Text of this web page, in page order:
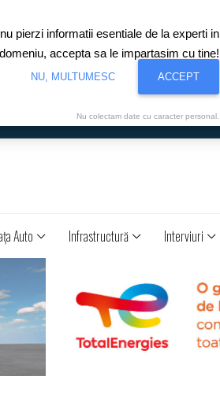
Auto Infrastructură Interviuri
pierzi informatii esentiale de la experti in
domeniu, accepta sa le impartasim cu tine!
NU, MULTUMESC ACCEPT
Nu colectam date cu caracter personal.